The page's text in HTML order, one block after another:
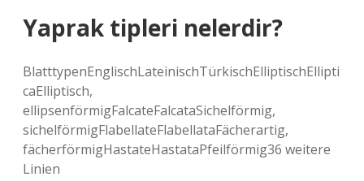
Yaprak tipleri nelerdir?
BlatttypenEnglischLateinischTürkischElliptischEllipti
caElliptisch,
ellipsenförmigFalcateFalcataSichelförmig,
sichelförmigFlabellateFlabellataFächerartig,
fächerförmigHastateHastataPfeilförmig36 weitere
Linien